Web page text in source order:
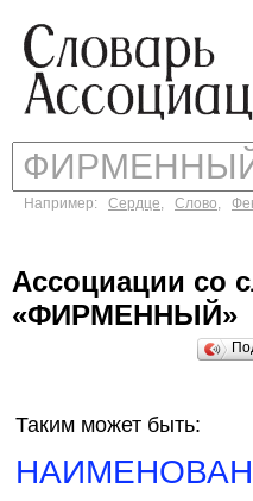
Например: Сердце, Слово,
Ассоциации со
«ФИРМЕННЫЙ»
Таким может быть: